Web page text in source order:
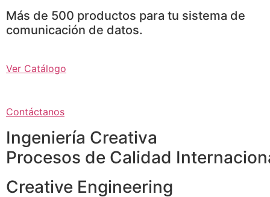
Más de 500 productos para tu sistema de
comunicación de datos.
Ver Catálogo
Contáctanos
Ingeniería Creativa
Procesos de Calidad
Creative Engineering